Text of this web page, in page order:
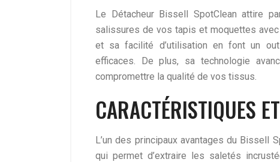
Le Détacheur Bissell SpotClean attire
salissures de vos tapis et moquettes
et sa facilité d’utilisation en font un
efficaces. De plus, sa technologie
compromettre la qualité de vos tissus.
CARACTÉRISTIQUES
L’un des principaux avantages du Bissell
qui permet d’extraire les saletés